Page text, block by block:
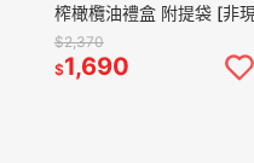
榨橄欖油禮盒 附提袋 [非
$2,370
$1,690